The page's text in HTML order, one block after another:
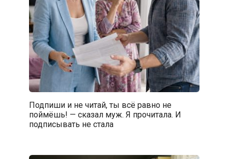
Подпиши и не читай, ты всё равно не
поймёшь! — сказал муж. Я прочитала. И
подписывать не стала